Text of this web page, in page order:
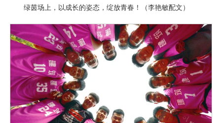
绿茵场上，以成长的姿态，绽放青春！（李艳敏配文）